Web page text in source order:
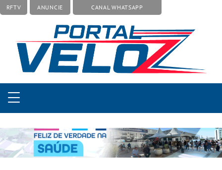
RFTV ANUNCIE CANAL WHATSAPP